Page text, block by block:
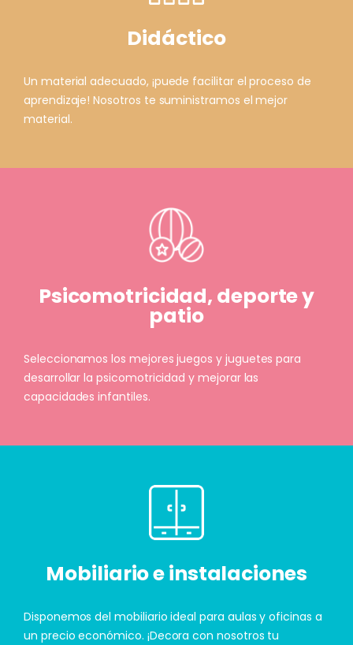
Didáctico
Un material adecuado, ¡puede facilitar el proceso de
aprendizaje! Nosotros te suministramos el mejor
material.
Psicomotricidad, deporte y
patio
Seleccionamos los mejores juegos y juguetes para
desarrollar la psicomotricidad y mejorar las
capacidades infantiles.
Mobiliario e instalaciones
Disponemos del mobiliario ideal para aulas y oficinas a
un precio económico. ¡Decora con nosotros tu